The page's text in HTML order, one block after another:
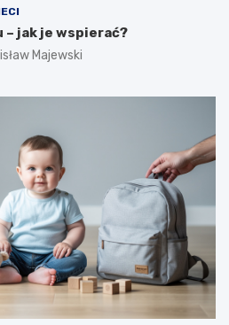
– jak je wspierać?
Majewski